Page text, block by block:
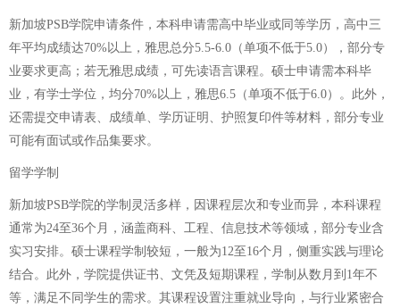
新加坡PSB学院申请条件，本科申请需高中毕业或同等学历，高中三
年平均成绩达70%以上，雅思总分5.5-6.0（单项不低于5.0），部分专
业要求更高；若无雅思成绩，可先读语言课程。硕士申请需本科毕
业，有学士学位，均分70%以上，雅思6.5（单项不低于6.0）。此外，
还需提交申请表、成绩单、学历证明、护照复印件等材料，部分专业
可能有面试或作品集要求。
留学学制
新加坡PSB学院的学制灵活多样，因课程层次和专业而异，本科课程
通常为24至36个月，涵盖商科、工程、信息技术等领域，部分专业含
实习安排。硕士课程学制较短，一般为12至16个月，侧重实践与理论
结合。此外，学院提供证书、文凭及短期课程，学制从数月到1年不
等，满足不同学生的需求。其课程设置注重就业导向，与行业紧密合